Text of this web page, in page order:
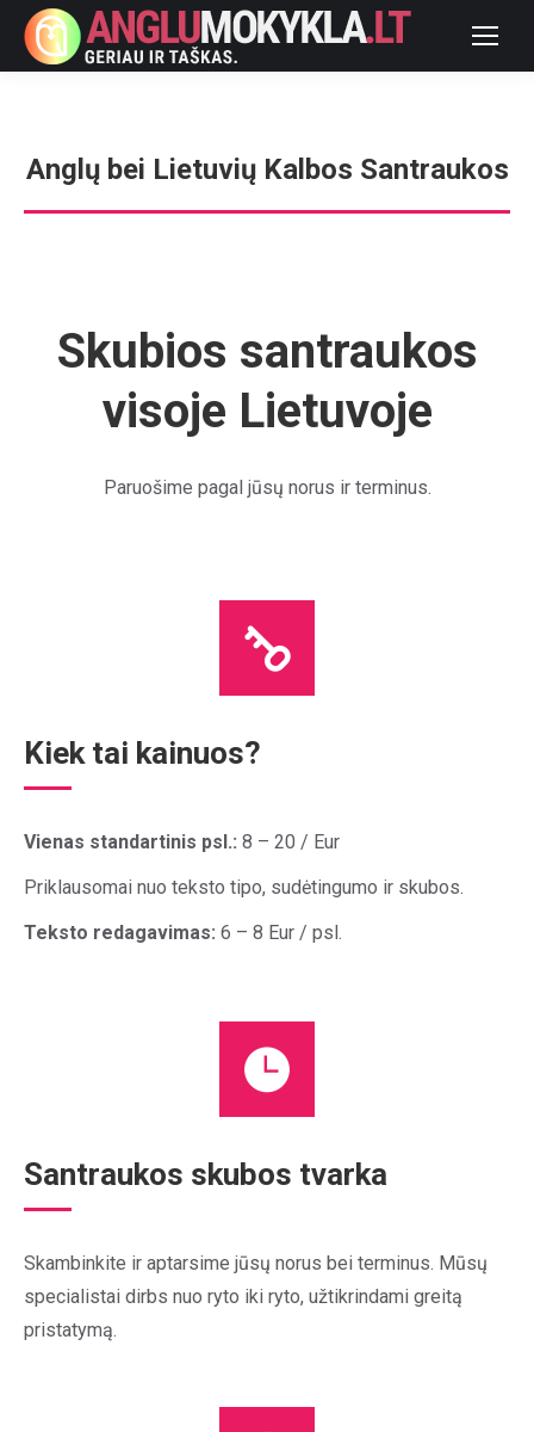
Anglų bei Lietuvių Kalbos Santraukos
You are here:
Skubios santraukos
visoje Lietuvoje
Paruošime pagal jūsų norus ir terminus.
Kiek tai kainuos?
Vienas standartinis psl.: 8 – 20 / Eur
Priklausomai nuo teksto tipo, sudėtingumo ir skubos.
Teksto redagavimas: 6 – 8 Eur / psl.
Santraukos skubos tvarka
Skambinkite ir aptarsime jūsų norus bei terminus. Mūsų
specialistai dirbs nuo ryto iki ryto, užtikrindami greitą
pristatymą.